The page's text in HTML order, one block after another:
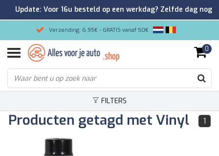
Verzending: 6,95€ - GRATIS vanaf 50€
Gemakkelijk bestellen/Veilig betalen
9.2/10 Klantenrating via Kiyoh!
0
FILTERS
Producten getagd met Vinyl 1
Update: Voor 16u besteld op een werkdag? Zelfde dag nog
verzonden!